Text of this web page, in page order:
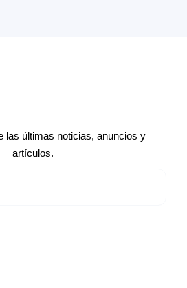
las últimas noticias, anuncios y
artículos.